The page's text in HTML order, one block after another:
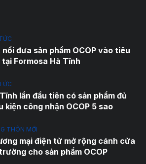
nối đưa sản phẩm OCOP vào tiêu
Formosa Hà Tĩnh
lần đầu tiên có sản phẩm đủ
kiện công nhận OCOP 5 sao
THÔN MỚI
mại điện tử mở rộng cánh cửa
cho sản phẩm OCOP